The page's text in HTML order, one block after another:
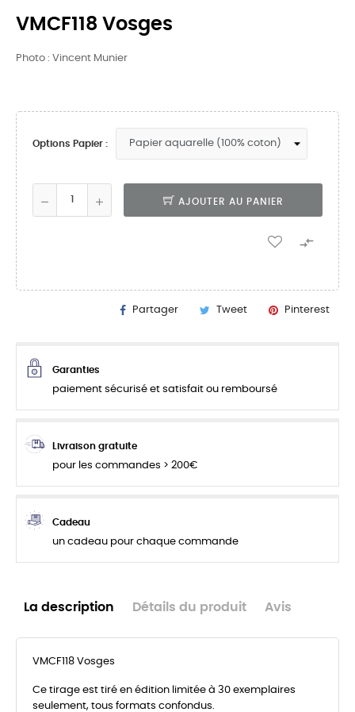
VMCF118 Vosges
Photo : Vincent Munier
Options Papier :
AJOUTER AU PANIER

Partager Tweet Pinterest
Garanties
paiement sécurisé et satisfait ou remboursé
Livraison gratuite
pour les commandes > 200€
Cadeau
un cadeau pour chaque commande
La description Détails du produit Avis
VMCF118 Vosges
Ce tirage est tiré en édition limitée à 30 exemplaires
seulement, tous formats confondus.